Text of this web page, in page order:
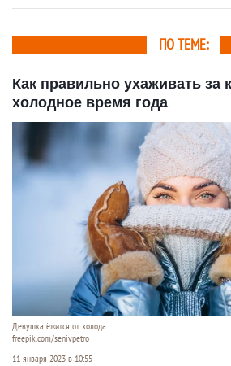
ПО ТЕМЕ:
Как правильно ухаживать за
холодное время года
Девушка ёжится от холода.
freepik.com/senivpetro
11 января 2023 в 10:55